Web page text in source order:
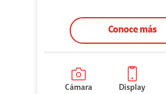
Conoce más
Cámara
Display